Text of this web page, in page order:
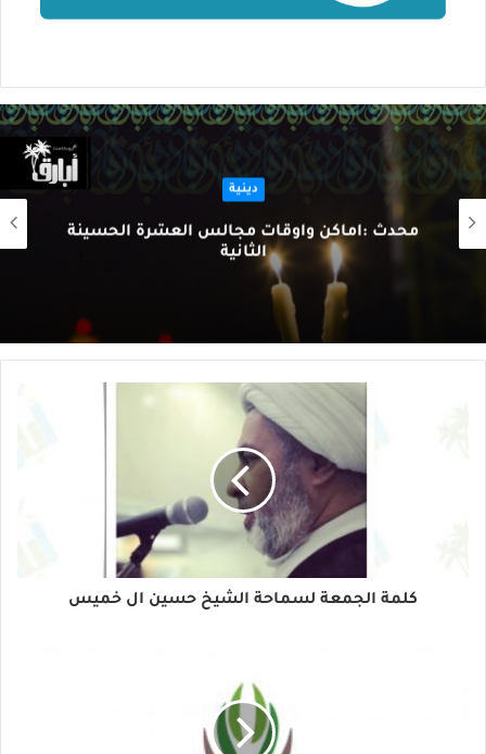
دينية
محدث :أماكن وأوقات مجالس العشرة الحسينة
الثانية
كلمة الجمعة لسماحة الشيخ حسين ال خميس